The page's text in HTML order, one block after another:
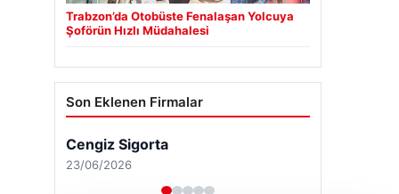
Trabzon’da Otobüste Fenalaşan Yolcuya
Şoförün Hızlı Müdahalesi
Son Eklenen Firmalar
Cengiz Sigorta
23/06/2026